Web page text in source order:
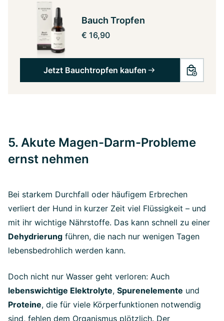
Bauch Tropfen
€ 16,90
Jetzt Bauchtropfen kaufen
5. Akute Magen-Darm-Probleme
ernst nehmen
Bei starkem Durchfall oder häufigem Erbrechen
verliert der Hund in kurzer Zeit viel Flüssigkeit – und
mit ihr wichtige Nährstoffe. Das kann schnell zu einer
Dehydrierung führen, die nach nur wenigen Tagen
lebensbedrohlich werden kann.
Doch nicht nur Wasser geht verloren: Auch
lebenswichtige Elektrolyte, Spurenelemente und
Proteine, die für viele Körperfunktionen notwendig
sind, fehlen dem Organismus plötzlich. Der